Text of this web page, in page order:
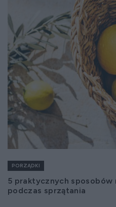
PORZĄDKI
5 praktycznych
podczas sprzątania